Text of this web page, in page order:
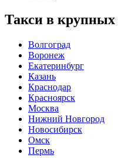
Такси в крупных
Волгоград
Воронеж
Екатеринбург
Казань
Краснодар
Красноярск
Москва
Нижний Новгород
Новосибирск
Омск
Пермь